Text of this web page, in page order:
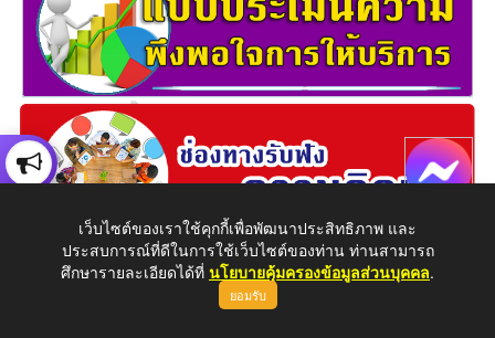
เว็บไซต์ของเราใช้คุกกี้เพื่อพัฒนาประสิทธิภาพ และ
ประสบการณ์ที่ดีในการใช้เว็บไซต์ของท่าน ท่านสามารถ
ศึกษารายละเอียดได้ที่ นโยบายคุ้มครองข้อมูลส่วนบุคคล.
ยอมรับ